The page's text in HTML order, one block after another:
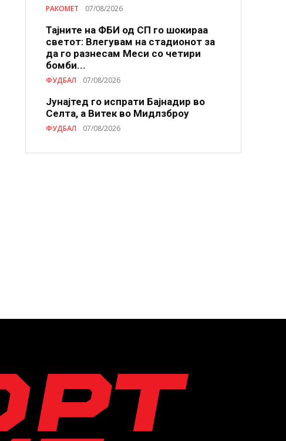
РАКОМЕТ 07/08/2026
Тајните на ФБИ од СП го шокираа
светот: Влегувам на стадионот за
да го разнесам Меси со четири
бомби...
ФУДБАЛ 07/08/2026
Јунајтед го испрати Бајнадир во
Селта, а Витек во Мидлзброу
ФУДБАЛ 07/08/2026